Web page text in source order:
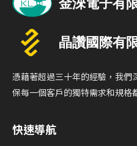
憑藉著超過三十年的經驗，我們
保每一個客戶的獨特需求和規格
快速導航